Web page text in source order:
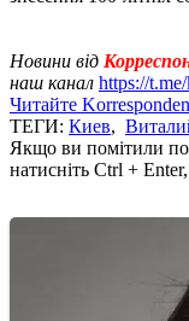
Новини від
наш канал https://
Читайте
ТЕГИ: Киев,
Якщо ви помітили
натисніть Ctrl +